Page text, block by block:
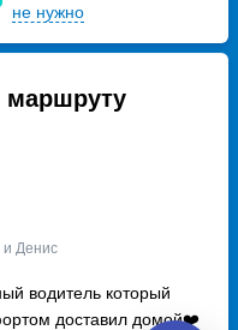
не нужно
маршруту
и Денис
водитель который
доставил домой❤️